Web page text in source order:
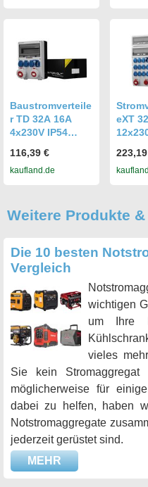
Baustromverteile
r TD 32A 16A
4x230V IP54
Doktorvolt 2213
116,39 €
kaufland.de
eXT
r
Weitere Produkte
Die 10 besten
Vergleich
wichtigen
um Ihre
vieles
Sie kein
möglicherweise für
dabei zu helfen, haben
Notstromaggregate
jederzeit gerüstet sind.
MEHR